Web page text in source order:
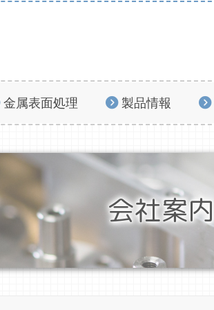
金属表面処理 製品情報
会社案内